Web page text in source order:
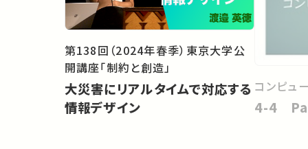
第138回（2024年春季）東京大学公
開講座「制約と創造」
大災害にリアルタイムで対応する
情報デザイン
コンピュ
4-4